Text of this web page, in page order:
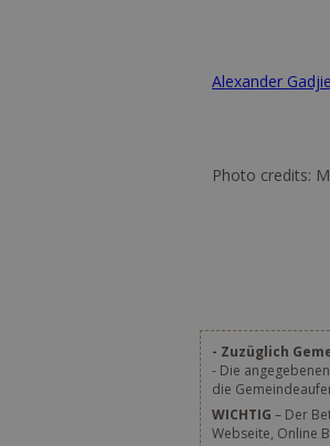
Alexander
Photo credits:
- Zuzüglich
- Die
die
WICHTIG – Der
Webseite, Online